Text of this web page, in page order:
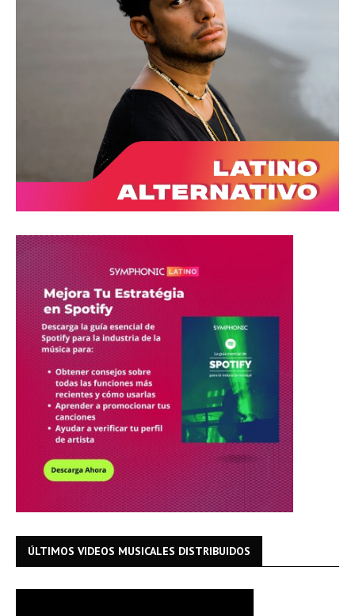
ÚLTIMOS VIDEOS MUSICALES DISTRIBUIDOS